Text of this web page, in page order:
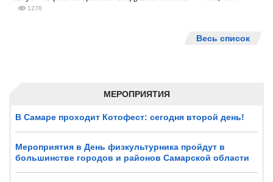
МЕРОПРИЯТИЯ
В Самаре проходит Котофест: сегодня второй день!
Мероприятия в День физкультурника пройдут в
большинстве городов и районов Самарской области
1276
Весь список